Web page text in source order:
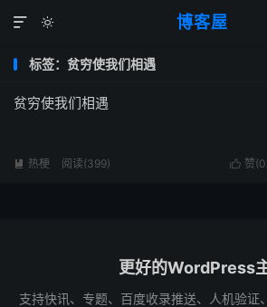
博客屋


标签：贫穷使我们相遇
贫穷使我们相遇
 赞(0
 热梗 阅读(399)
更好的WordPress
支持快讯、专题、百度收录推送、人机验证